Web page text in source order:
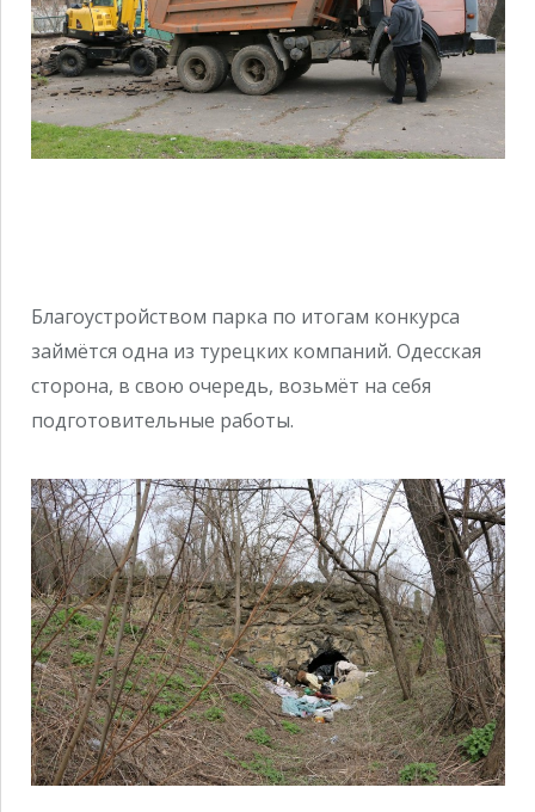
Благоустройством парка по итогам конкурса
займётся одна из турецких компаний. Одесская
сторона, в свою очередь, возьмёт на себя
подготовительные работы.